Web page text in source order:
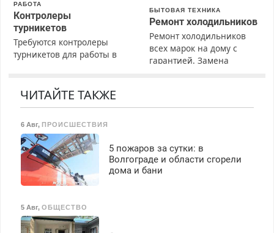
РАБОТА
Контролеры
турникетов
Требуются контролеры
турникетов для работы в
Прием по ТК РФ. График
З/п – до 96000 рублей до
вычета налогов.
Ежемесячно
выплачивается денежная
премия. Возможно
бесплатное обучение,
работа инспектором по
транспортной
БЫТОВАЯ ТЕХНИКА
Ремонт холодильников
Ремонт холодильников
всех марок на дому с
гарантией. Замена
Вызов бесплатный.
ЧИТАЙТЕ ТАКЖЕ
6 Авг, ПРОИСШЕСТВИЯ
5 пожаров за сутки: в
Волгограде и области сгорели
дома и бани
5 Авг, ОБЩЕСТВО